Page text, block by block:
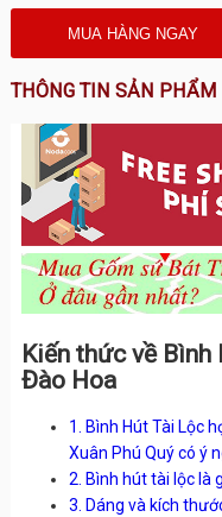
THÔNG TIN SẢN PHẨM
Kiến thức về
Đào Hoa
1. Bình Hút Tài Lộc
Xuân Phú Quý có ý
2. Bình hút tài lộc là
3. Dáng và kích